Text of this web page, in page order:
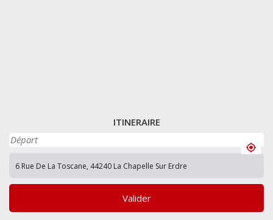
ITINERAIRE
Valider